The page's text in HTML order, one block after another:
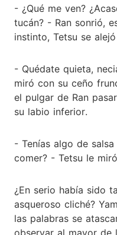
- ¿Qué me ven?
tucán? - Ran sonrió,
instinto, Tetsu se
- Quédate quieta,
miró con su ceño
el pulgar de Ran
su labio inferior.
- Tenías algo de
comer? - Tetsu le
¿En serio había sido
asqueroso cliché?
las palabras se
observar al mayor de